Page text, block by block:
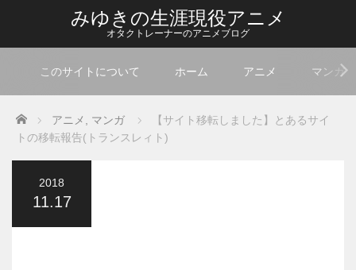
みゆきの生涯現役アニメ
オタクトレーナーのアニメブログ
このサイトについて ホーム アニメ マンガ
Home アニメ マンガ
【サイト移転しました】とあるサイ
トの移転報告(トランスレィト)
2018
11.17